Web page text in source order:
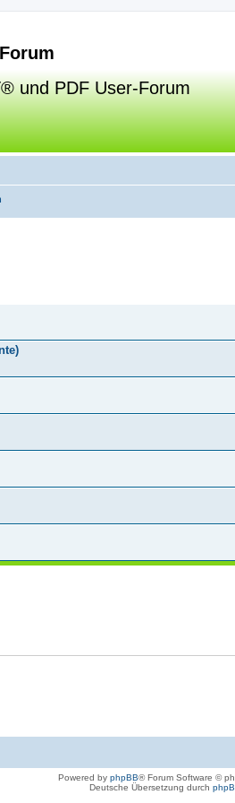
und PDF User-Forum
Powered by phpBB® Forum Software ©
Deutsche Übersetzung durch